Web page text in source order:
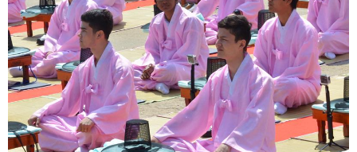
旅游 健康 信息化 数据
金融 公益 军事 无人机
富媒体 摄影 新华广播
新华电视中文 新华电视英文 返回PC